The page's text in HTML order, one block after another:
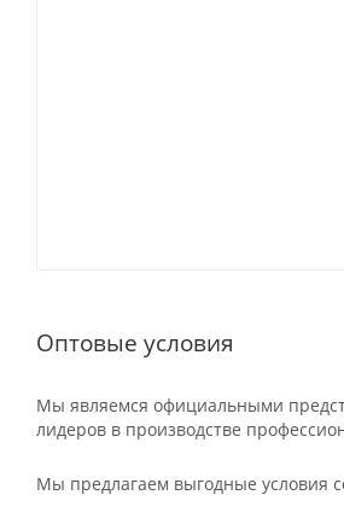
Оптовые условия
Мы являемся официальными
лидеров в производстве
Мы предлагаем выгодные условия